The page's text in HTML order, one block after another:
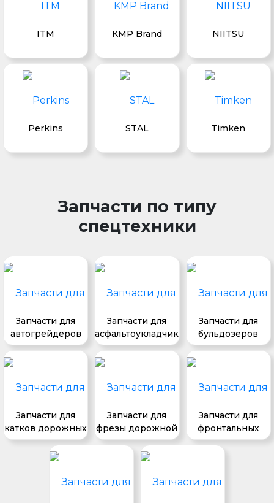
ITM KMP Brand NIITSU
Perkins STAL Timken
Запчасти по типу
спецтехники
Запчасти для
автогрейдеров
Запчасти для
асфальтоукладчиков
Запчасти для
бульдозеров
Запчасти для
катков дорожных
Запчасти для
фрезы дорожной
Запчасти для
фронтальных
погрузчиков